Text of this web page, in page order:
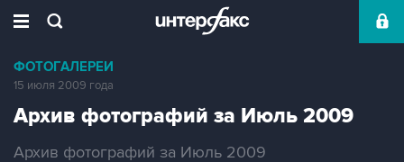
ФОТОГАЛЕРЕИ
15 июля 2009 года
Архив фотографий за Июль 2009
Архив фотографий за Июль 2009